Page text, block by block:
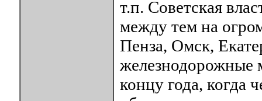
т.п. Советская
между тем на
Пенза, Омск,
железнодорожные
концу года, когда